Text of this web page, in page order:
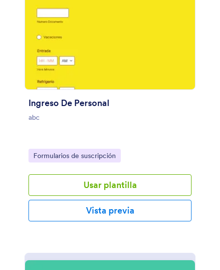
Ingreso De Personal
abc
Go to Category:
Formularios de suscripción
Usar plantilla
Vista previa